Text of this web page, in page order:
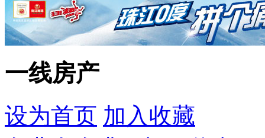
一线房产
设为首页 加入收藏